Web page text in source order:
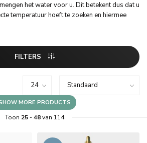
het water voor u. Dit betekent dus dat u
temperatuur hoeft te zoeken en hiermee
FILTERS
MORE PRODUCTS
Toon 25-48van 114